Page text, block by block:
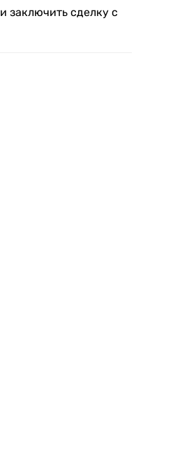
заключить сделку с